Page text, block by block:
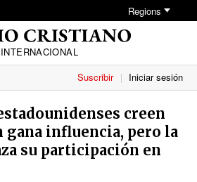
Regions
INTERNACIONAL
Suscribir Iniciar sesión
creen
influencia, pero la
su participación en